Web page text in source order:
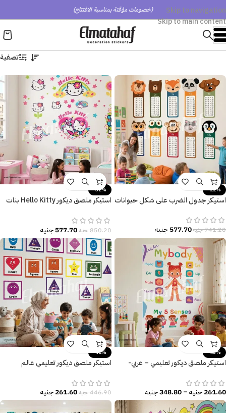
Skip to navigation
Skip to main content
(خصومات مؤقتة بمناسبة الافتتاح)
تصفية
-22%
استيكر جدول الضرب على شكل حيوانات
741.20جنيه577.70جنيه
-32%
استيكر ملصق ديكور Hello Kitty بنات
850.20جنيه577.70جنيه
-43%
استيكر ملصق ديكور تعليمي – عربي-
261.60جنيه–
348.80جنيه
-41%
استيكر ملصق ديكور تعليمي عالم
446.90جنيه261.60جنيه